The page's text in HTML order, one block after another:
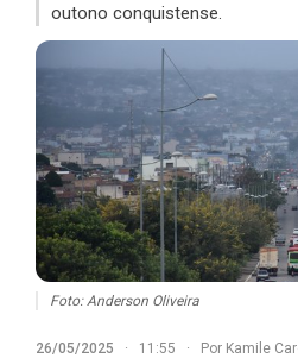
outono conquistense.
Foto: Anderson Oliveira
26/05/2025 · 11:55 · Por Kamile